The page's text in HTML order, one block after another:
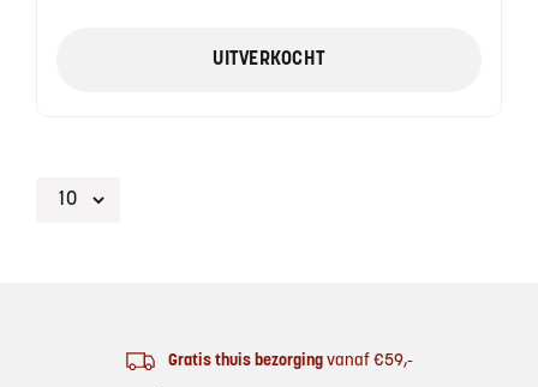
UITVERKOCHT
Gratis thuis bezorgingvanaf €59,-